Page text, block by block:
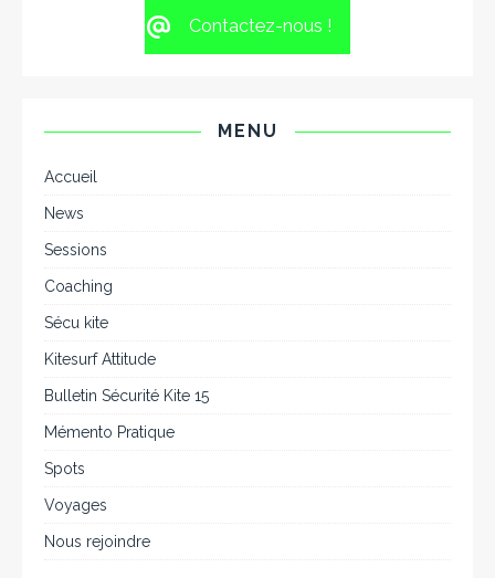
Contactez-nous !
MENU
Accueil
News
Sessions
Coaching
Sécu kite
Kitesurf Attitude
Bulletin Sécurité Kite 15
Mémento Pratique
Spots
Voyages
Nous rejoindre